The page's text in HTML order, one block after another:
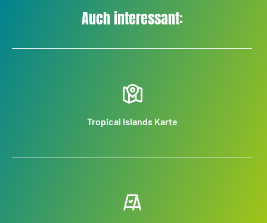
Auch interessant:
Tropical Islands Karte